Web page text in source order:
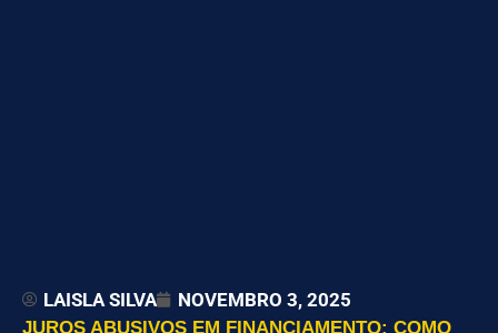
LAISLA SILVA NOVEMBRO 3, 2025
JUROS ABUSIVOS EM FINANCIAMENTO: COMO